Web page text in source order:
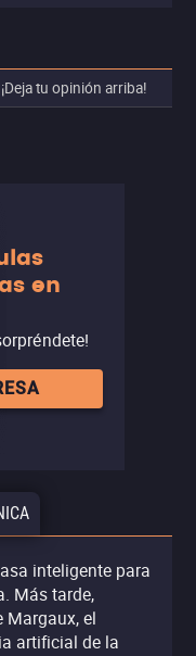
tu opinión arriba!
en
inteligente para
Más tarde,
Margaux, el
artificial de la